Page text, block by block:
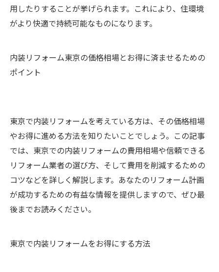
用したりすることが挙げられます。これにより、住環境
がより快適で持続可能なものになります。
内装リフォーム東京の価格相場とお得に済ませるための
ポイント
東京で内装リフォームを考えている方は、その価格相場
やお得に進める方法を知りたいことでしょう。この記事
では、東京での内装リフォームの費用相場や信頼できる
リフォーム業者の選び方、そして費用を削減するための
コツなどを詳しく解説します。あなたのリフォーム計画
が成功するための有益な情報を提供しますので、ぜひ最
後までお読みください。
東京で内装リフォームをお得にする方法